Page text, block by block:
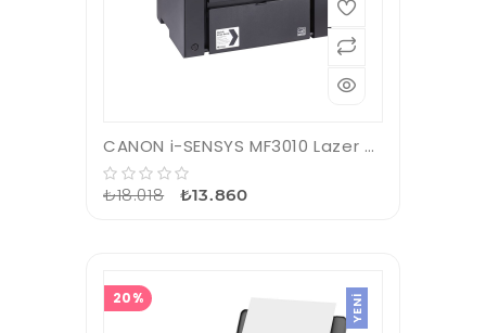
CANON i-SENSYS MF3010 Lazer Yazıcı, Tarayıcı, Fotokopi, USB Bağlantı
₺18.018 ₺13.860
20% YENI